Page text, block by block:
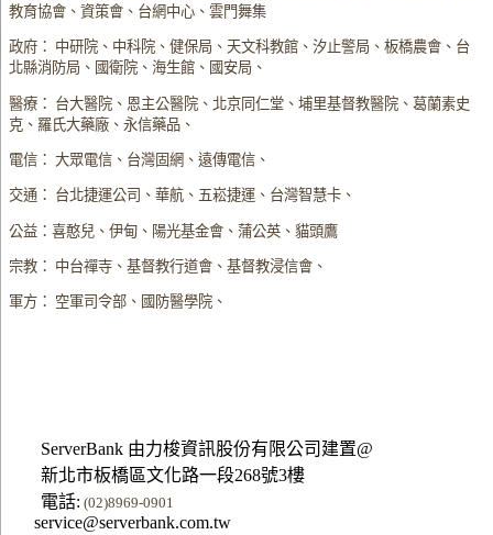
教育協會、資策會、台網中心、雲門舞集
政府： 中研院、中科院、健保局、天文科教館、汐止警局、板橋農會、台
北縣消防局、國衛院、海生館、國安局、
醫療： 台大醫院、恩主公醫院、北京同仁堂、埔里基督教醫院、葛蘭素史
克、羅氏大藥廠、永信藥品、
電信： 大眾電信、台灣固網、遠傳電信、
交通： 台北捷運公司、華航、五崧捷運、台灣智慧卡、
公益：喜憨兒、伊甸、陽光基金會、蒲公英、貓頭鷹
宗教： 中台禪寺、基督教行道會、基督教浸信會、
軍方： 空軍司令部、國防醫學院、
ServerBank 由力梭資訊股份有限公司建置@
新北市板橋區文化路一段268號3樓
電話: (02)8969-0901
service@serverbank.com.tw